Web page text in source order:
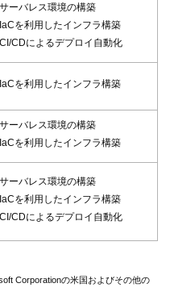
サーバレス環境の構築
IaCを利用したインフラ構築
CI/CDによるデプロイ自動化
IaCを利用したインフラ構築
サーバレス環境の構築
IaCを利用したインフラ構築
サーバレス環境の構築
IaCを利用したインフラ構築
CI/CDによるデプロイ自動化
Corporationの米国およびその他の